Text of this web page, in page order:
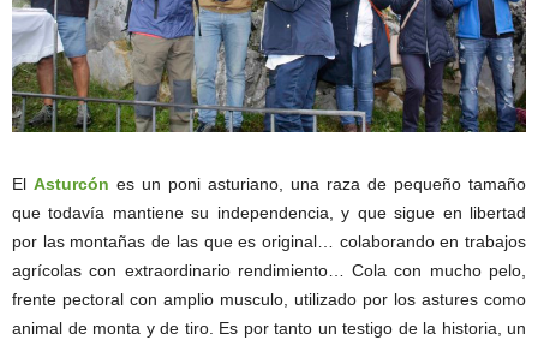
El Asturcón es un poni asturiano, una raza de pequeño tamaño
que todavía mantiene su independencia, y que sigue en libertad
por las montañas de las que es original… colaborando en trabajos
agrícolas con extraordinario rendimiento… Cola con mucho pelo,
frente pectoral con amplio musculo, utilizado por los astures como
animal de monta y de tiro. Es por tanto un testigo de la historia, un